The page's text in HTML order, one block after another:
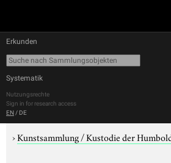
Erkunden
Systematik
Nutzungsrechte
Sign in for research access
EN / DE
›Kunstsammlung / Kustodie der